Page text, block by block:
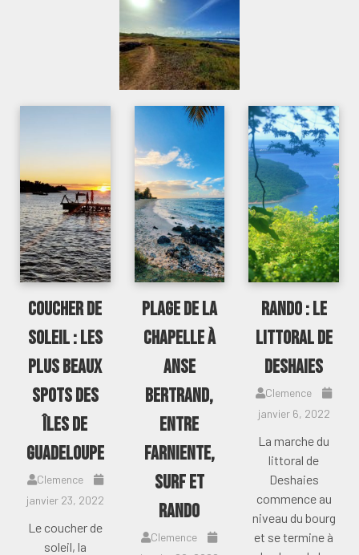
Coucher de
soleil : les
plus beaux
spots des
îles de
Guadeloupe
Clemence
janvier 23, 2022
Le coucher de
soleil, la
Plage de La
Chapelle à
Anse
Bertrand,
entre
farniente,
surf et
rando
Clemence
Rando : le
littoral de
Deshaies
Clemence
janvier 6, 2022
La marche du
littoral de
Deshaies
commence au
niveau du bourg
et se termine à